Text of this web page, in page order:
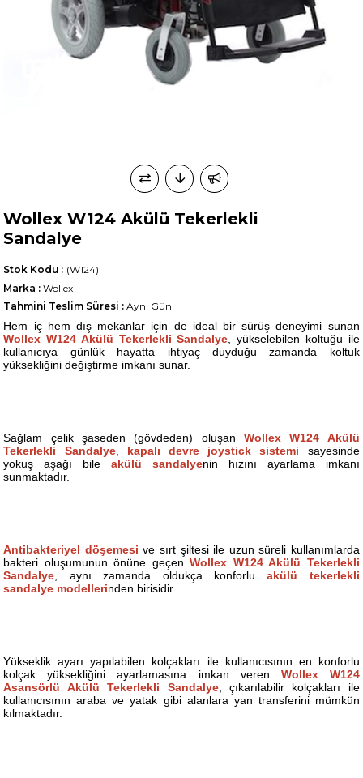
Wollex W124 Akülü Tekerlekli
Sandalye
(W124)
Stok Kodu
Marka : Wollex
Tahmini Teslim Süresi : Aynı Gün
Hem iç hem dış mekanlar için de ideal bir sürüş deneyimi sunan
Wollex W124 Akülü Tekerlekli Sandalye , yükselebilen koltuğu ile
kullanıcıya günlük hayatta ihtiyaç duyduğu zamanda koltuk
yüksekliğini değiştirme imkanı sunar.
Sağlam çelik şaseden (gövdeden) oluşan Wollex W124 Akülü
Tekerlekli Sandalye, kapalı devre joystick sistemi sayesinde
yokuş aşağı bileakülü sandalyenin hızını ayarlama imkanı
sunmaktadır.
Antibakteriyel döşemesi ve sırt şiltesi ile uzun süreli kullanımlarda
bakteri oluşumunun önüne geçenWollex W124 Akülü Tekerlekli
Sandalye , aynı zamanda oldukça konforluakülü tekerlekli
sandalye modellerinden birisidir.
Yükseklik ayarı yapılabilen kolçakları ile kullanıcısının en konforlu
kolçak yüksekliğini ayarlamasına imkan veren Wollex W124
Asansörlü Akülü Tekerlekli Sandalye, çıkarılabilir kolçakları ile
kullanıcısının araba ve yatak gibi alanlara yan transferini mümkün
kılmaktadır.